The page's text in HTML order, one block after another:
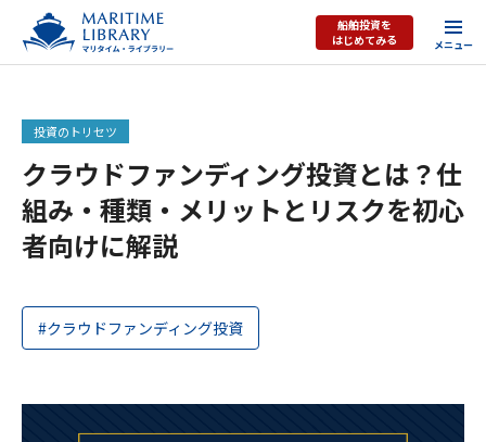
船舶投資を
はじめてみる
投資のトリセツ
クラウドファンディング投資とは？仕
組み・種類・メリットとリスクを初心
者向けに解説
#クラウドファンディング投資